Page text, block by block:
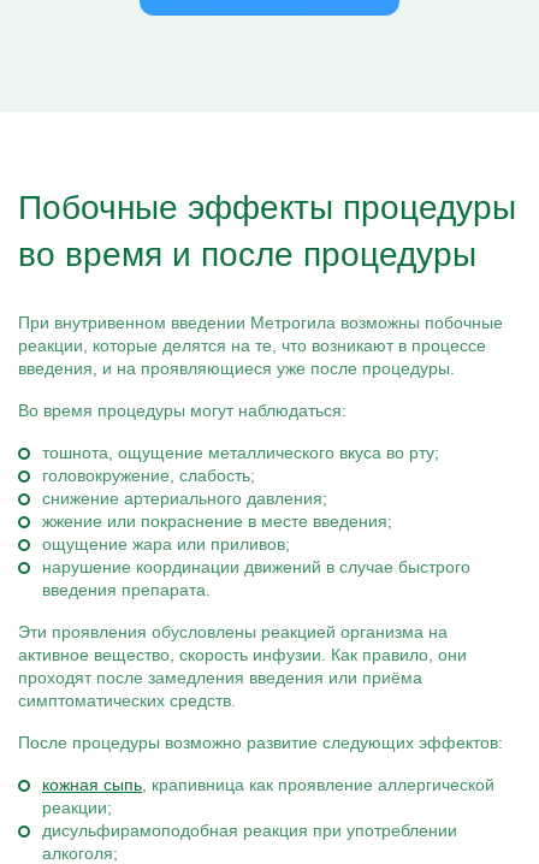
Побочные эффекты процедуры
во время и после процедуры
При внутривенном введении Метрогила возможны побочные
реакции, которые делятся на те, что возникают в процессе
введения, и на проявляющиеся уже после процедуры.
Во время процедуры могут наблюдаться:
тошнота, ощущение металлического вкуса во рту;
головокружение, слабость;
снижение артериального давления;
жжение или покраснение в месте введения;
ощущение жара или приливов;
нарушение координации движений в случае быстрого
введения препарата.
Эти проявления обусловлены реакцией организма на
активное вещество, скорость инфузии. Как правило, они
проходят после замедления введения или приёма
симптоматических средств.
После процедуры возможно развитие следующих эффектов:
кожная сыпь , крапивница как проявление аллергической
реакции;
дисульфирамоподобная реакция при употреблении
алкоголя;